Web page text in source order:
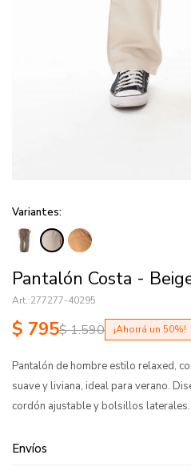
Pantalón Costa -
277277-40295
$ 795$1.590 50
Pantalón de hombre estilo relaxed,
suave y liviana, ideal para verano.
cordón ajustable y bolsillos laterales.
Variantes:
Envíos